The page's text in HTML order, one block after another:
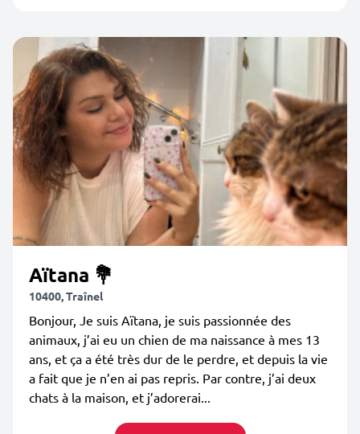
Aïtana 💐
10400, Traînel
Bonjour, Je suis Aïtana, je suis passionnée des
animaux, j’ai eu un chien de ma naissance à mes 13
ans, et ça a été très dur de le perdre, et depuis la vie
a fait que je n’en ai pas repris. Par contre, j’ai deux
chats à la maison, et j’adorerai...